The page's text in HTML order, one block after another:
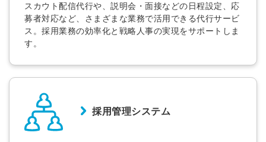
スカウト配信代行や、説明会・面接などの日程設定、応
募者対応など、さまざまな業務で活用できる代行サービ
ス。採用業務の効率化と戦略人事の実現をサポートしま
す。
採用管理システム
許可なく投稿すること
みんなの採用部があなたの許可なく投稿すること
はありません